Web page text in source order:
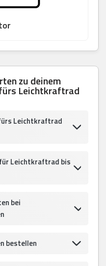
zu deinem
Leichtkraftrad
Leichtkraftrad
Leichtkraftrad bis
bei
bestellen